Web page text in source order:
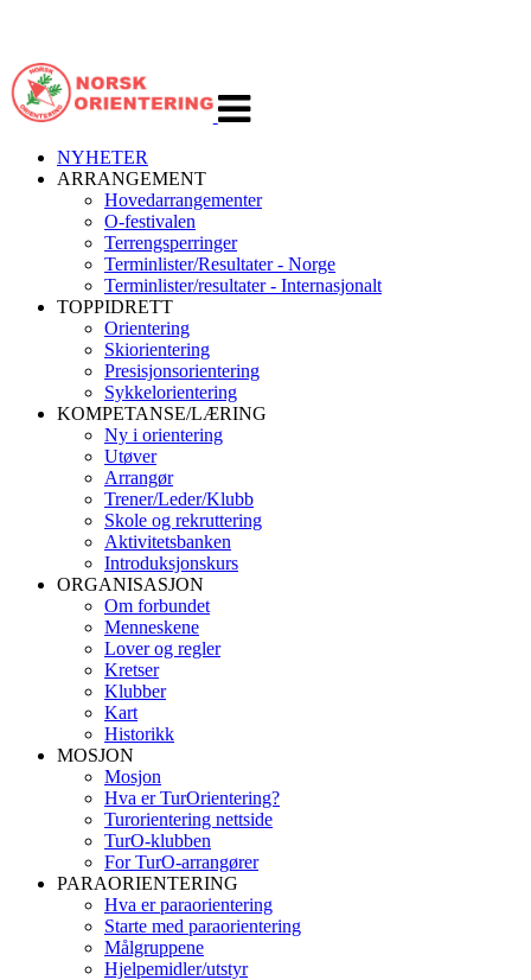
navigasjon
NYHETER
ARRANGEMENT
Hovedarrangementer
O-festivalen
Terrengsperringer
Terminlister/Resultater - Norge
Terminlister/resultater - Internasjonalt
TOPPIDRETT
Orientering
Skiorientering
Presisjonsorientering
Sykkelorientering
KOMPETANSE/LÆRING
Ny i orientering
Utøver
Arrangør
Trener/Leder/Klubb
Skole og rekruttering
Aktivitetsbanken
Introduksjonskurs
ORGANISASJON
Om forbundet
Menneskene
Lover og regler
Kretser
Klubber
Kart
Historikk
MOSJON
Mosjon
Hva er TurOrientering?
Turorientering nettside
TurO-klubben
For TurO-arrangører
PARAORIENTERING
Hva er paraorientering
Starte med paraorientering
Målgruppene
Hjelpemidler/utstyr